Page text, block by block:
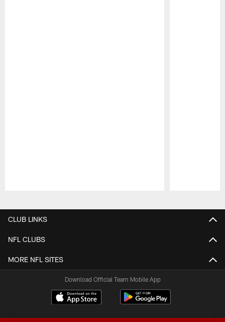
CLUB LINKS
NFL CLUBS
MORE NFL SITES
Download Official Team Mobile App